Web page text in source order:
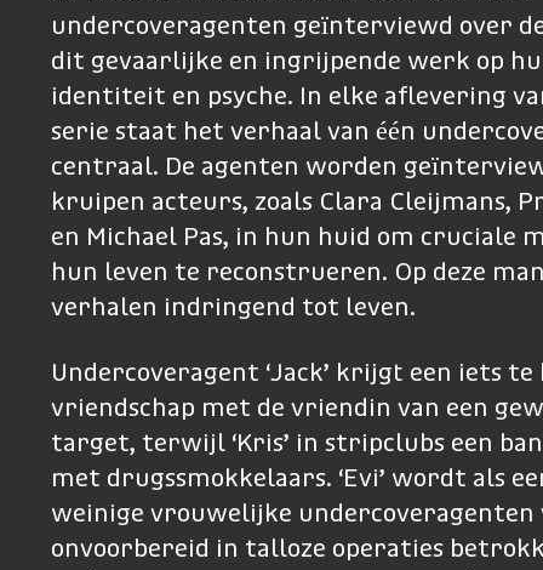
undercoveragenten geïnterviewd over
dit gevaarlijke en ingrijpende werk op
identiteit en psyche. In elke aflevering
serie staat het verhaal van één
centraal. De agenten worden
kruipen acteurs, zoals Clara Cleijmans,
en Michael Pas, in hun huid om cruciale
hun leven te reconstrueren. Op deze
verhalen indringend tot leven.
Undercoveragent ‘Jack’ krijgt een iets te
vriendschap met de vriendin van een
target, terwijl ‘Kris’ in stripclubs een
met drugssmokkelaars. ‘Evi’ wordt als
weinige vrouwelijke
onvoorbereid in talloze operaties